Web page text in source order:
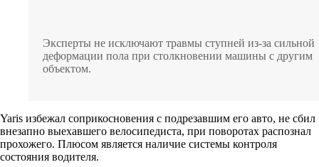
Эксперты не исключают травмы ступней из-за сильной
деформации пола при столкновении машины с другим
объектом.
Yaris избежал соприкосновения с подрезавшим его авто, не сбил
внезапно выехавшего велосипедиста, при поворотах распознал
прохожего. Плюсом является наличие системы контроля
состояния водителя.